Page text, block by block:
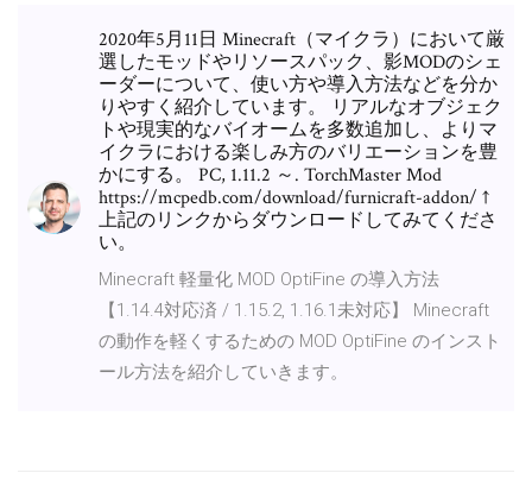
2020年5月11日 Minecraft（マイクラ）において厳
選したモッドやリソースパック、影MODのシェ
ーダーについて、使い方や導入方法などを分か
りやすく紹介しています。 リアルなオブジェク
トや現実的なバイオームを多数追加し、よりマ
イクラにおける楽しみ方のバリエーションを豊
かにする。 PC, 1.11.2 ～. TorchMaster Mod
https://mcpedb.com/download/furnicraft-addon/ ↑
上記のリンクからダウンロードしてみてくださ
い。
Minecraft 軽量化 MOD OptiFine の導入方法
【1.14.4対応済 / 1.15.2, 1.16.1未対応】 Minecraft
の動作を軽くするための MOD OptiFine のインスト
ール方法を紹介していきます。